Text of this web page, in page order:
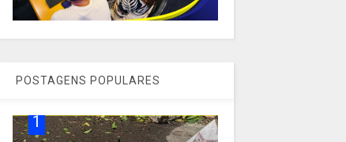
POSTAGENS POPULARES
1